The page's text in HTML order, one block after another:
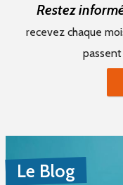
Restez
recevez chaque
passent
Le Blog